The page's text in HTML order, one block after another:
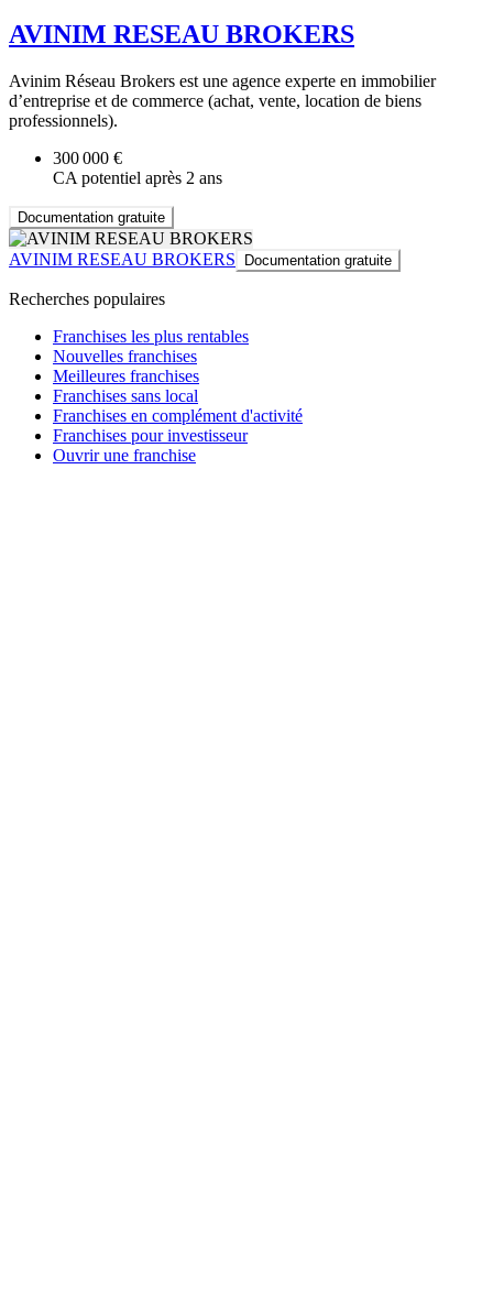
AVINIM RESEAU BROKERS
Avinim Réseau Brokers est une agence experte en immobilier
d’entreprise et de commerce (achat, vente, location de biens
professionnels).
300 000 €
CA potentiel après 2 ans
Documentation gratuite
AVINIM RESEAU BROKERS Documentation gratuite
Recherches populaires
Franchises les plus rentables
Nouvelles franchises
Meilleures franchises
Franchises sans local
Franchises en complément d'activité
Franchises pour investisseur
Ouvrir une franchise